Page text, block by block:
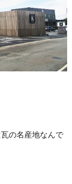
の名産地なんで